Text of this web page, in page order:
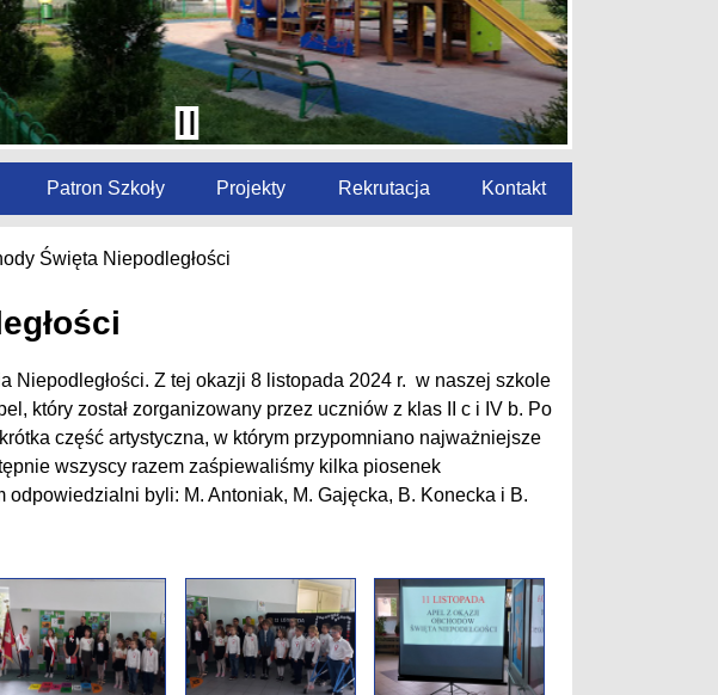
Patron Szkoły Projekty Rekrutacja Kontakt
Święta Niepodległości
Niepodległości. Z tej okazji 8 listopada 2024 r. w naszej szkole
który został zorganizowany przez uczniów z klas II c i IV b. Po
część artystyczna, w którym przypomniano najważniejsze
wszyscy razem zaśpiewaliśmy kilka piosenek
byli: M. Antoniak, M. Gajęcka, B. Konecka i B.